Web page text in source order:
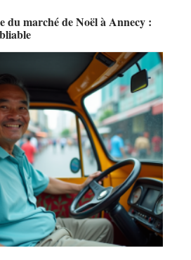
du marché de Noël à Annecy :